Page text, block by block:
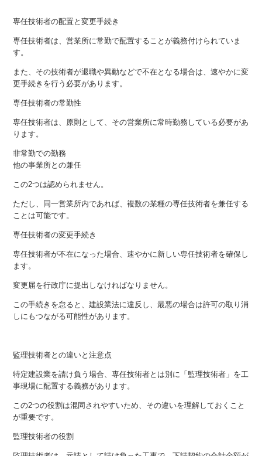
専任技術者の配置と変更手続き
専任技術者は、営業所に常勤で配置することが義務付けられていま
す。
また、その技術者が退職や異動などで不在となる場合は、速やかに変
更手続きを行う必要があります。
専任技術者の常勤性
専任技術者は、原則として、その営業所に常時勤務している必要があ
ります。
非常勤での勤務
他の事業所との兼任
この2つは認められません。
ただし、同一営業所内であれば、複数の業種の専任技術者を兼任する
ことは可能です。
専任技術者の変更手続き
専任技術者が不在になった場合、速やかに新しい専任技術者を確保し
ます。
変更届を行政庁に提出しなければなりません。
この手続きを怠ると、建設業法に違反し、最悪の場合は許可の取り消
しにもつながる可能性があります。
監理技術者との違いと注意点
特定建設業を請け負う場合、専任技術者とは別に「監理技術者」を工
事現場に配置する義務があります。
この2つの役割は混同されやすいため、その違いを理解しておくこと
が重要です。
監理技術者の役割